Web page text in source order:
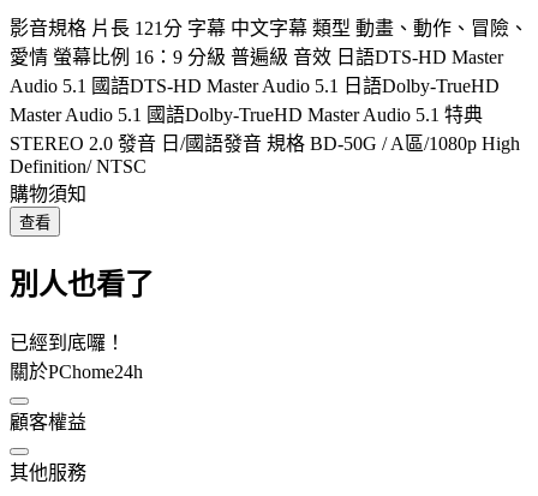
影音規格 片長 121分 字幕 中文字幕 類型 動畫、動作、冒險、
愛情 螢幕比例 16：9 分級 普遍級 音效 日語DTS-HD Master
Audio 5.1 國語DTS-HD Master Audio 5.1 日語Dolby-TrueHD
Master Audio 5.1 國語Dolby-TrueHD Master Audio 5.1 特典
STEREO 2.0 發音 日/國語發音 規格 BD-50G / A區/1080p High
Definition/ NTSC
購物須知
查看
別人也看了
已經到底囉！
關於PChome24h
顧客權益
其他服務